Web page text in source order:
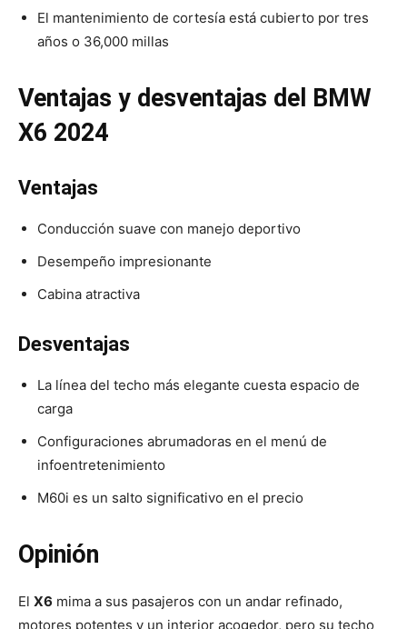
El mantenimiento de cortesía está cubierto por tres
años o 36,000 millas
Ventajas y desventajas del BMW
X6 2024
Ventajas
Conducción suave con manejo deportivo
Desempeño impresionante
Cabina atractiva
Desventajas
La línea del techo más elegante cuesta espacio de
carga
Configuraciones abrumadoras en el menú de
infoentretenimiento
M60i es un salto significativo en el precio
Opinión
El X6 mima a sus pasajeros con un andar refinado,
motores potentes y un interior acogedor, pero su techo